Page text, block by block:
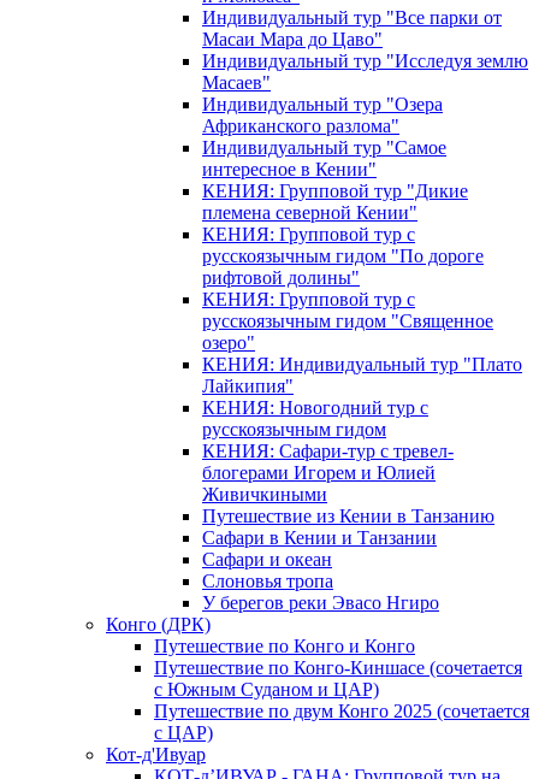
Индивидуальный тур "Все парки от
Масаи Мара до Цаво"
Индивидуальный тур "Исследуя землю
Масаев"
Индивидуальный тур "Озера
Африканского разлома"
Индивидуальный тур "Самое
интересное в Кении"
КЕНИЯ: Групповой тур "Дикие
племена северной Кении"
КЕНИЯ: Групповой тур с
русскоязычным гидом "По дороге
рифтовой долины"
КЕНИЯ: Групповой тур с
русскоязычным гидом "Священное
озеро"
КЕНИЯ: Индивидуальный тур "Плато
Лайкипия"
КЕНИЯ: Новогодний тур с
русскоязычным гидом
КЕНИЯ: Сафари-тур с тревел-
блогерами Игорем и Юлией
Живичкиными
Путешествие из Кении в Танзанию
Сафари в Кении и Танзании
Сафари и океан
Слоновья тропа
У берегов реки Эвасо Нгиро
Конго (ДРК)
Путешествие по Конго и Конго
Путешествие по Конго-Киншасе (сочетается
с Южным Суданом и ЦАР)
Путешествие по двум Конго 2025 (сочетается
с ЦАР)
Кот-д'Ивуар